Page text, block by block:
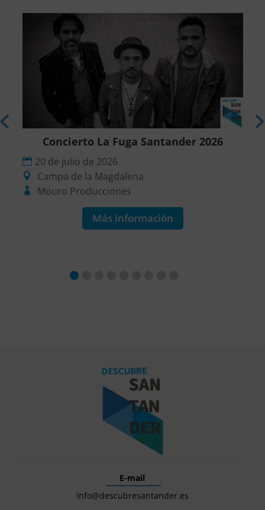
Concierto La Fuga Santander 2026
20 de julio de 2026
Campa de la Magdalena
Mouro Producciones
Más información
E-mail
info@descubresantander.es